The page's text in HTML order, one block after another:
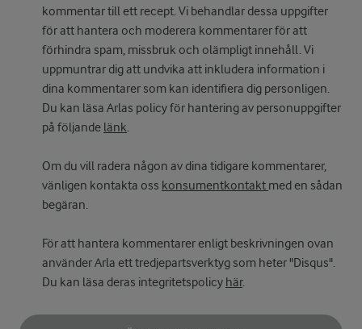
kommentar till ett recept. Vi behandlar dessa uppgifter
för att hantera och moderera kommentarer för att
förhindra spam, missbruk och olämpligt innehåll. Vi
uppmuntrar dig att undvika att inkludera information i
dina kommentarer som kan identifiera dig personligen.
Du kan läsa Arlas policy för hantering av personuppgifter
på följande länk.
Om du vill radera någon av dina tidigare kommentarer,
vänligen kontakta oss konsumentkontakt med en sådan
begäran.
För att hantera kommentarer enligt beskrivningen ovan
använder Arla ett tredjepartsverktyg som heter "Disqus".
Du kan läsa deras integritetspolicy här.